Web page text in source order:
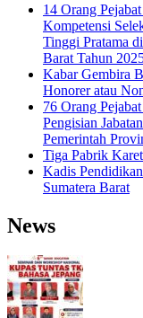
14 Orang
Kompetensi
Tinggi Pratama
Barat Tahun
Kabar Gembira
Honorer atau
76 Orang
Pengisian
Pemerintah
Tiga Pabrik
Kadis
Sumatera Barat
News